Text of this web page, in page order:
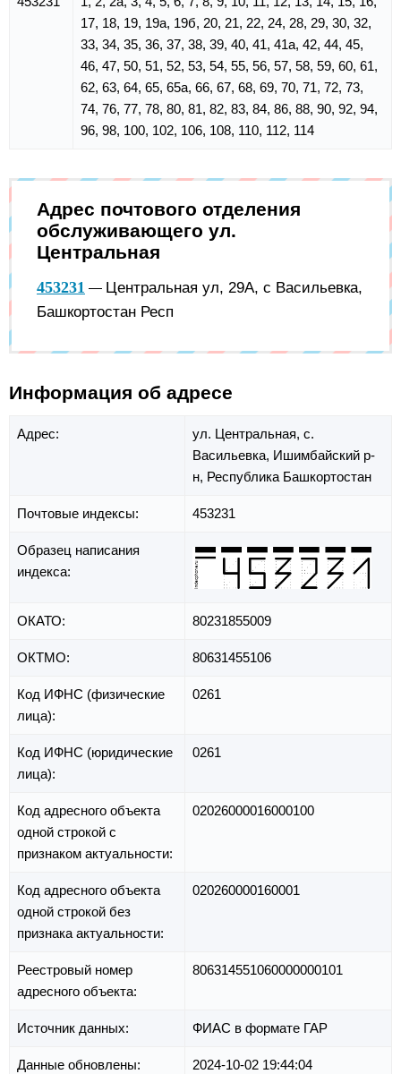
17, 18, 19, 19а, 19б, 20, 21, 22, 24, 28, 29, 30, 32,
33, 34, 35, 36, 37, 38, 39, 40, 41, 41а, 42, 44, 45,
46, 47, 50, 51, 52, 53, 54, 55, 56, 57, 58, 59, 60, 61,
62, 63, 64, 65, 65а, 66, 67, 68, 69, 70, 71, 72, 73,
74, 76, 77, 78, 80, 81, 82, 83, 84, 86, 88, 90, 92, 94,
96, 98, 100, 102, 106, 108, 110, 112, 114
Адрес почтового отделения
обслуживающего ул.
Центральная
453231 — Центральная ул, 29А, с Васильевка,
Башкортостан Респ
Информация об адресе
Адрес: ул. Центральная, с.
Васильевка, Ишимбайский р-
н, Республика Башкортостан
Почтовые индексы: 453231
Образец написания
индекса:
ОКАТО: 80231855009
ОКТМО: 80631455106
Код ИФНС (физические
лица):
0261
Код ИФНС (юридические
лица):
0261
Код адресного объекта
одной строкой с
признаком актуальности:
02026000016000100
Код адресного объекта
одной строкой без
признака актуальности:
020260000160001
Реестровый номер
адресного объекта:
806314551060000000101
Источник данных: ФИАС в формате ГАР
Данные обновлены: 2024-10-02 19:44:04